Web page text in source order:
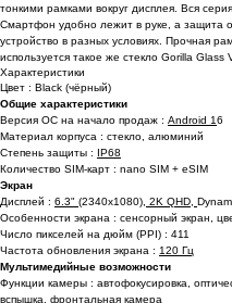
тонкими рамками вокруг дисплея. Вся
Смартфон удобно лежит в руке, а защита
устройство в разных условиях. Прочная
используется такое же стекло Gorilla
Характеристики
Цвет : Black (чёрный)
Общие характеристики
Версия ОС на начало продаж : Android 16
Материал корпуса : стекло, алюминий
Степень защиты : IP68
Количество SIM-карт : nano SIM + eSIM
Экран
Дисплей : 6.3" (2340x1080), 2K QHD,
Особенности экрана : сенсорный экран,
Число пикселей на дюйм (PPI) : 411
Частота обновления экрана : 120 Гц
Мультимедийные возможности
Функции камеры : автофокусировка,
вспышка, фронтальная камера